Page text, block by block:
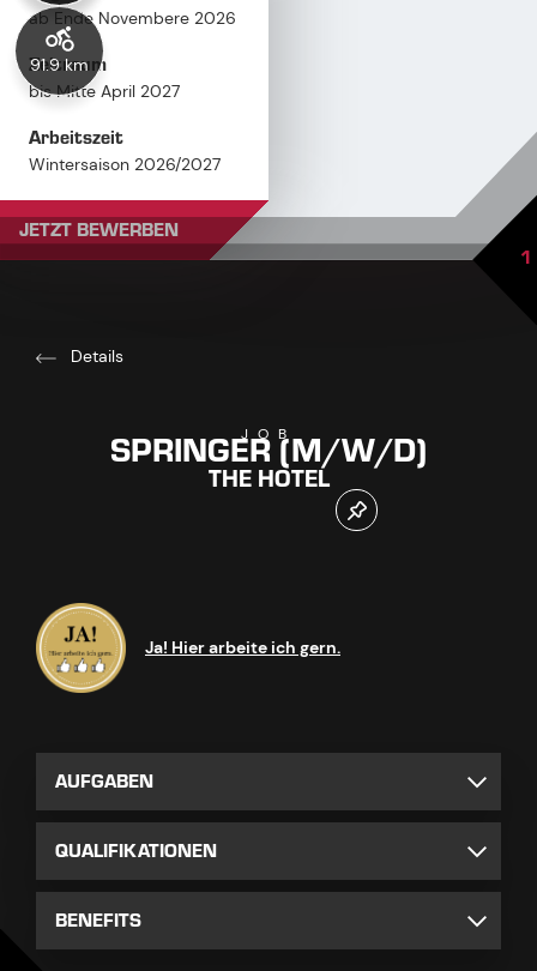
91.9 km
ab Ende Novembere 2026
Zeitraum
bis Mitte April 2027
Arbeitszeit
Wintersaison 2026/2027
Gehalt
nach Vereinbarung
JETZT BEWERBEN
1
Details
JOB
SPRINGER (M/W/D)
THE HOTEL
Ja! Hier arbeite ich gern.
AUFGABEN
QUALIFIKATIONEN
BENEFITS